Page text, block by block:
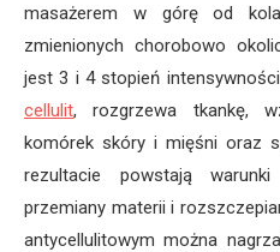
masażerem w górę od
zmienionych chorobowo
jest 3 i 4 stopień
cellulit, rozgrzewa tkankę,
komórek skóry i mięśni oraz
rezultacie powstają
przemiany materii i
antycellulitowym można